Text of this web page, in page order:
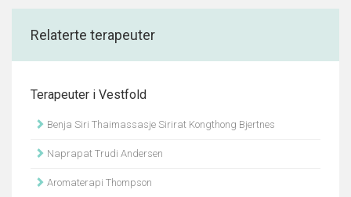
Relaterte terapeuter
Terapeuter i Vestfold
Benja Siri Thaimassasje Sirirat Kongthong Bjertnes
Naprapat Trudi Andersen
Aromaterapi Thompson